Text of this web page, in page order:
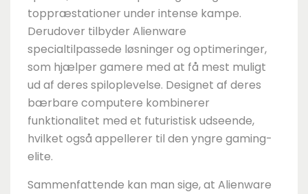
toppræstationer under intense kampe.
Derudover tilbyder Alienware
specialtilpassede løsninger og optimeringer,
som hjælper gamere med at få mest muligt
ud af deres spiloplevelse. Designet af deres
bærbare computere kombinerer
funktionalitet med et futuristisk udseende,
hvilket også appellerer til den yngre gaming-
elite.
Sammenfattende kan man sige, at Alienware